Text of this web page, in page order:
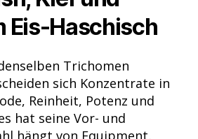
Eis-Haschisch
Trichomen
sich Konzentrate in
Reinheit, Potenz und
hat seine Vor- und
hängt von Equipment,